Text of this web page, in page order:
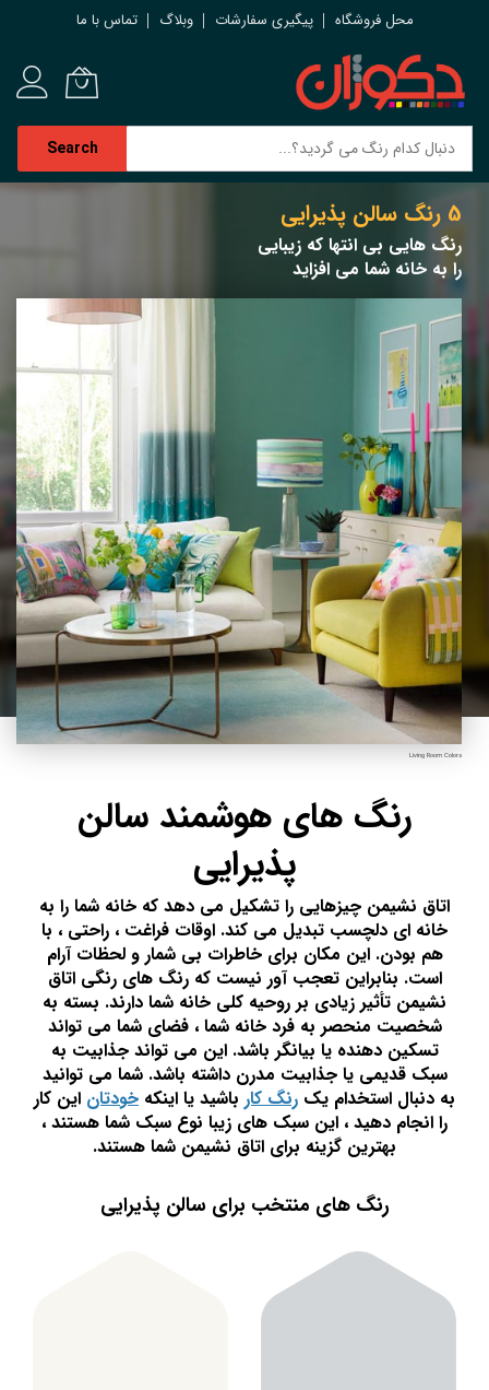
محل فروشگاه پیگیری سفارشات وبلاگ تماس با ما
Search
محتوا
5 رنگ سالن پذیرایی
رنگ هایی بی انتها که زیبایی
را به خانه شما می افزاید
Living Room Colors
رنگ های هوشمند سالن
پذیرایی
اتاق نشیمن چیزهایی را تشکیل می دهد که خانه شما را به
خانه ای دلچسب تبدیل می کند. اوقات فراغت ، راحتی ، با
هم بودن. این مکان برای خاطرات بی شمار و لحظات آرام
است. بنابراین تعجب آور نیست که رنگ های رنگی اتاق
نشیمن تأثیر زیادی بر روحیه کلی خانه شما دارند. بسته به
شخصیت منحصر به فرد خانه شما ، فضای شما می تواند
تسکین دهنده یا بیانگر باشد. این می تواند جذابیت به
سبک قدیمی یا جذابیت مدرن داشته باشد. شما می توانید
به دنبال استخدام یک رنگ کار باشید یا اینکه خودتان این کار
را انجام دهید ، این سبک های زیبا نوع سبک شما هستند ،
بهترین گزینه برای اتاق نشیمن شما هستند.
رنگ های منتخب برای سالن پذیرایی